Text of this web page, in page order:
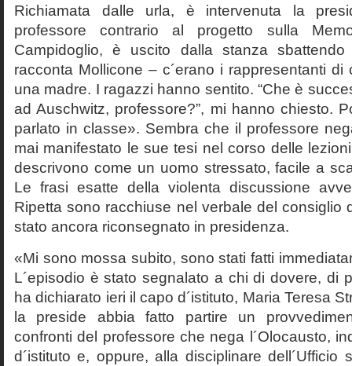
Richiamata dalle urla, è intervenuta la
professore contrario al progetto sulla
Campidoglio, è uscito dalla stanza
racconta Mollicone – c´erano i rappresentanti
una madre. I ragazzi hanno sentito. “Che è
ad Auschwitz, professore?”, mi hanno chiesto.
parlato in classe». Sembra che il professore
mai manifestato le sue tesi nel corso delle
descrivono come un uomo stressato, facile a
Le frasi esatte della violenta discussione
Ripetta sono racchiuse nel verbale del consiglio
stato ancora riconsegnato in presidenza.
«Mi sono mossa subito, sono stati fatti
L´episodio è stato segnalato a chi di dovere, di
ha dichiarato ieri il capo d´istituto, Maria Teresa
la preside abbia fatto partire un
confronti del professore che nega l´Olocausto,
d´istituto e, oppure, alla disciplinare dell´Ufficio